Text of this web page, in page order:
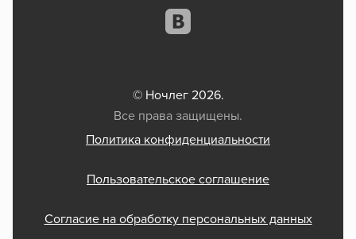
© Ночлег 2026.
Все права защищены.
Политика конфиденциальности
Пользовательское соглашение
Согласие на обработку персональных данных